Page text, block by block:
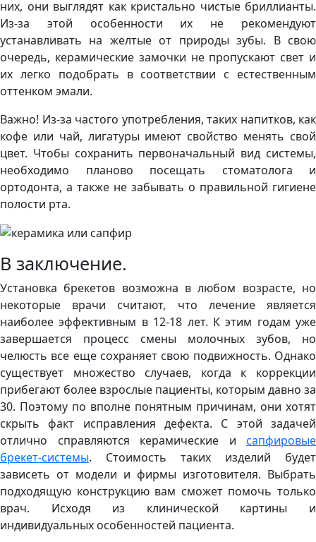
них, они выглядят как кристально чистые бриллианты.
Из-за этой особенности их не рекомендуют
устанавливать на желтые от природы зубы. В свою
очередь, керамические замочки не пропускают свет и
их легко подобрать в соответствии с естественным
оттенком эмали.
Важно! Из-за частого употребления, таких напитков, как
кофе или чай, лигатуры имеют свойство менять свой
цвет. Чтобы сохранить первоначальный вид системы,
необходимо планово посещать стоматолога и
ортодонта, а также не забывать о правильной гигиене
полости рта.
В заключение.
Установка брекетов возможна в любом возрасте, но
некоторые врачи считают, что лечение является
наиболее эффективным в 12-18 лет. К этим годам уже
завершается процесс смены молочных зубов, но
челюсть все еще сохраняет свою подвижность. Однако
существует множество случаев, когда к коррекции
прибегают более взрослые пациенты, которым давно за
30. Поэтому по вполне понятным причинам, они хотят
скрыть факт исправления дефекта. С этой задачей
отлично справляются керамические и сапфировые
брекет-системы. Стоимость таких изделий будет
зависеть от модели и фирмы изготовителя. Выбрать
подходящую конструкцию вам сможет помочь только
врач. Исходя из клинической картины и
индивидуальных особенностей пациента.